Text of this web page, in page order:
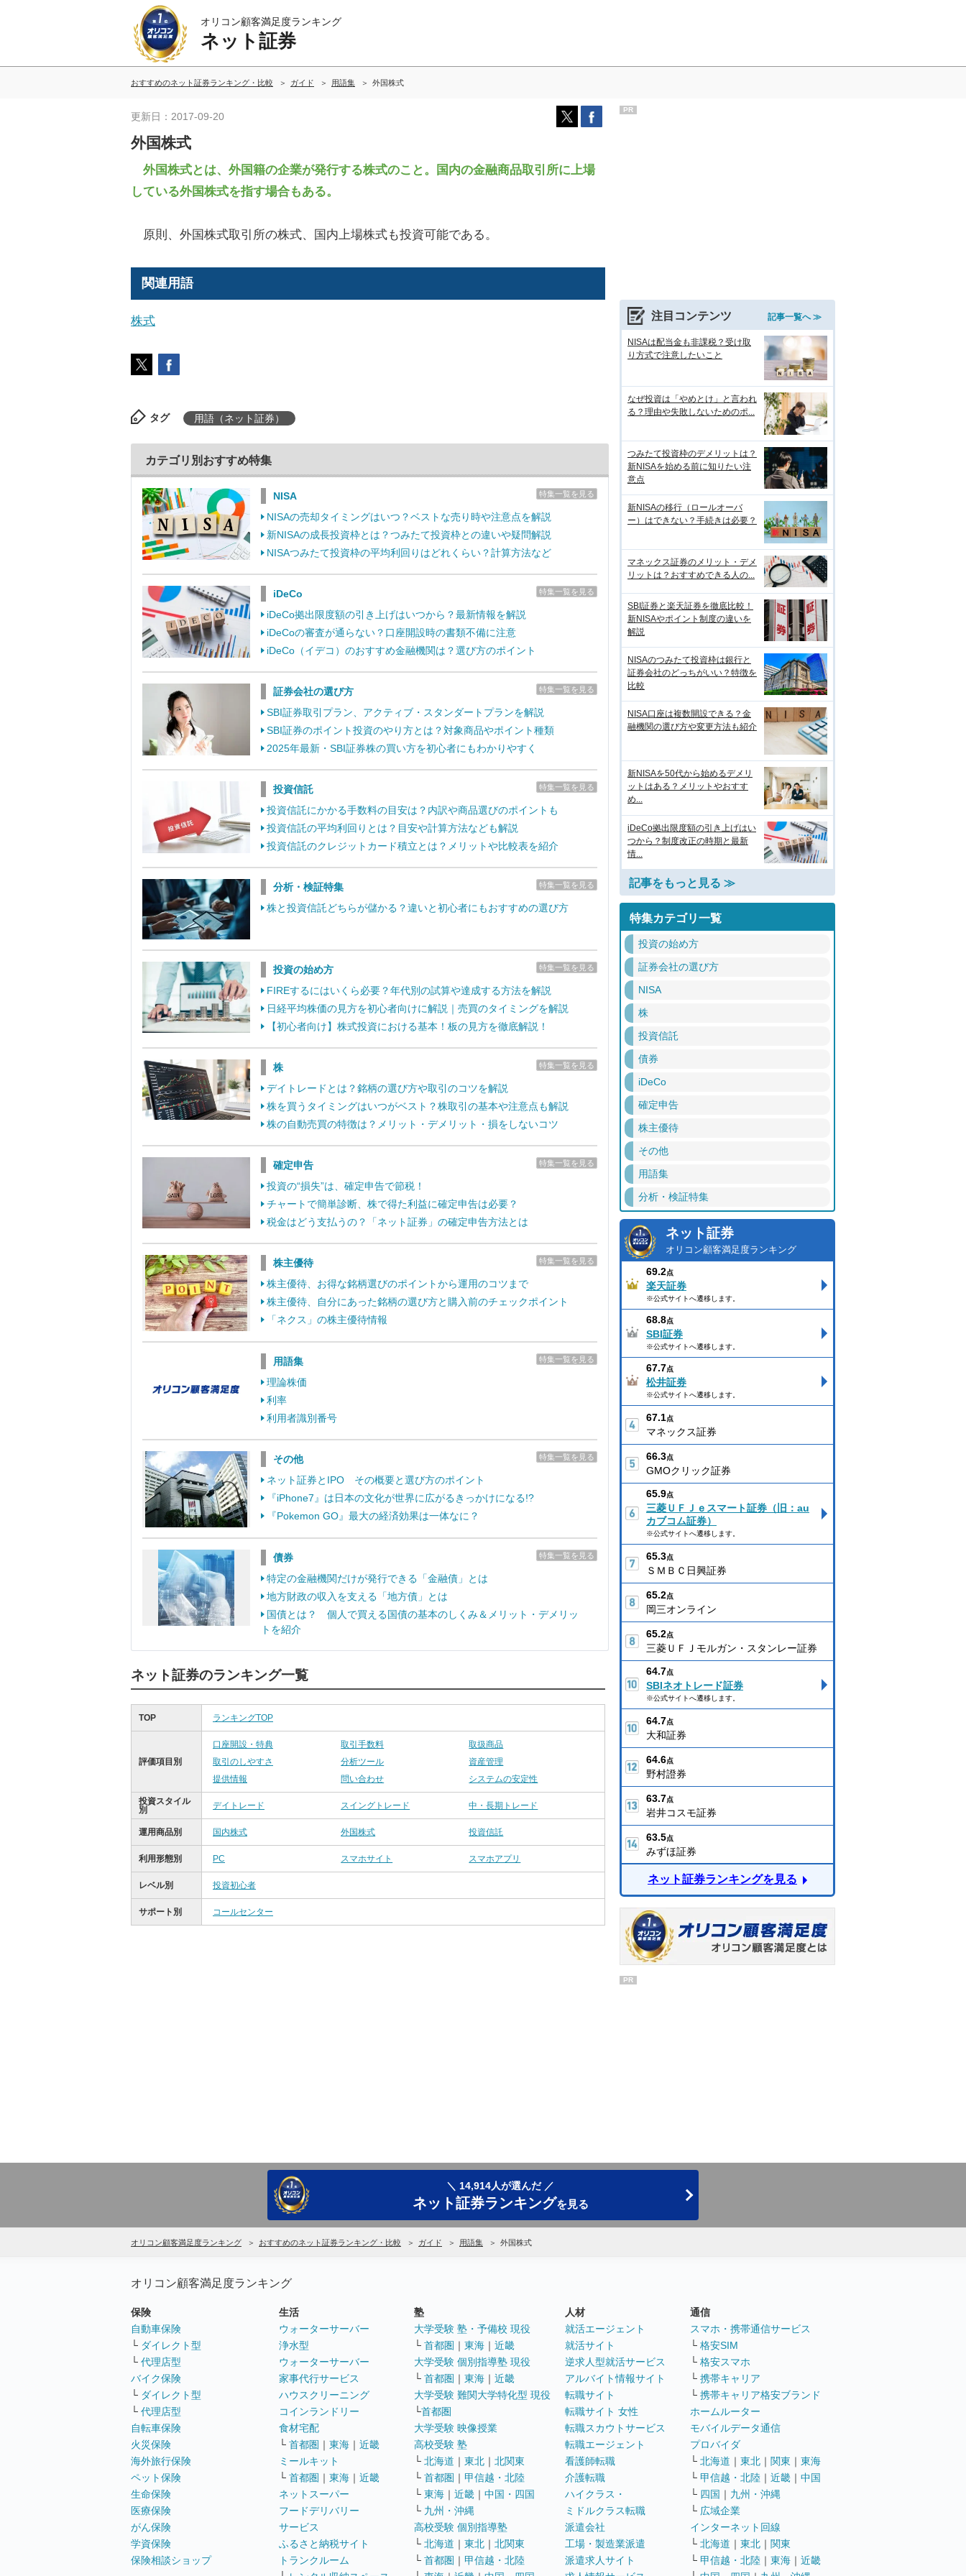
オリコン顧客満足度ランキング
ネット証券
おすすめのネット証券ランキング・比較 ガイド 用語集 外国株式
更新日：2017-09-20
外国株式
外国株式とは、外国籍の企業が発行する株式のこと。国内の金融商品取引所に上場
している外国株式を指す場合もある。
原則、外国株式取引所の株式、国内上場株式も投資可能である。
関連用語
株式
タグ 用語（ネット証券）
カテゴリ別おすすめ特集
特集一覧を見る
NISA
NISAの売却タイミングはいつ？ベストな売り時や注意点を解説
新NISAの成長投資枠とは？つみたて投資枠との違いや疑問解説
NISAつみたて投資枠の平均利回りはどれくらい？計算方法など
特集一覧を見る
iDeCo
iDeCo拠出限度額の引き上げはいつから？最新情報を解説
iDeCoの審査が通らない？口座開設時の書類不備に注意
iDeCo（イデコ）のおすすめ金融機関は？選び方のポイント
特集一覧を見る
証券会社の選び方
SBI証券取引プラン、アクティブ・スタンダートプランを解説
SBI証券のポイント投資のやり方とは？対象商品やポイント種類
2025年最新・SBI証券株の買い方を初心者にもわかりやすく
特集一覧を見る
投資信託
投資信託にかかる手数料の目安は？内訳や商品選びのポイントも
投資信託の平均利回りとは？目安や計算方法なども解説
投資信託のクレジットカード積立とは？メリットや比較表を紹介
特集一覧を見る
分析・検証特集
株と投資信託どちらが儲かる？違いと初心者にもおすすめの選び方
特集一覧を見る
投資の始め方
FIREするにはいくら必要？年代別の試算や達成する方法を解説
日経平均株価の見方を初心者向けに解説｜売買のタイミングを解説
【初心者向け】株式投資における基本！板の見方を徹底解説！
特集一覧を見る
株
デイトレードとは？銘柄の選び方や取引のコツを解説
株を買うタイミングはいつがベスト？株取引の基本や注意点も解説
株の自動売買の特徴は？メリット・デメリット・損をしないコツ
特集一覧を見る
確定申告
投資の“損失”は、確定申告で節税！
チャートで簡単診断、株で得た利益に確定申告は必要？
税金はどう支払うの？「ネット証券」の確定申告方法とは
特集一覧を見る
株主優待
株主優待、お得な銘柄選びのポイントから運用のコツまで
株主優待、自分にあった銘柄の選び方と購入前のチェックポイント
「ネクス」の株主優待情報
特集一覧を見る
用語集
理論株価
利率
利用者識別番号
特集一覧を見る
その他
ネット証券とIPO その概要と選び方のポイント
『iPhone7』は日本の文化が世界に広がるきっかけになる!?
『Pokemon GO』最大の経済効果は一体なに？
特集一覧を見る
債券
特定の金融機関だけが発行できる「金融債」とは
地方財政の収入を支える「地方債」とは
国債とは？ 個人で買える国債の基本のしくみ＆メリット・デメリッ
トを紹介
ネット証券のランキング一覧
TOP ランキングTOP
評価項目別
口座開設・特典 取引手数料
取扱商品
取引のしやすさ
分析ツール
資産管理
提供情報
問い合わせ システムの安定性
投資スタイル
別
デイトレード スイングトレード 中・長期トレード
運用商品別 国内株式 外国株式 投資信託
利用形態別 PC スマホサイト スマホアプリ
レベル別 投資初心者
サポート別 コールセンター
PR
注目コンテンツ 記事一覧へ ≫
NISAは配当金も非課税？受け取
り方式で注意したいこと
なぜ投資は「やめとけ」と言われ
る？理由や失敗しないためのポ...
つみたて投資枠のデメリットは？
新NISAを始める前に知りたい注
意点
新NISAの移行（ロールオーバ
ー）はできない？手続きは必要？
マネックス証券のメリット・デメ
リットは？おすすめできる人の...
SBI証券と楽天証券を徹底比較！
新NISAやポイント制度の違いを
解説
NISAのつみたて投資枠は銀行と
証券会社のどっちがいい？特徴を
比較
NISA口座は複数開設できる？金
融機関の選び方や変更方法も紹介
新NISAを50代から始めるデメリ
ットはある？メリットやおすす
め...
iDeCo拠出限度額の引き上げはい
つから？制度改正の時期と最新
情...
記事をもっと見る ≫
特集カテゴリ一覧
投資の始め方
証券会社の選び方
NISA
株
投資信託
債券
iDeCo
確定申告
株主優待
その他
用語集
分析・検証特集
ネット証券
オリコン顧客満足度ランキング
69.2点
楽天証券
※公式サイトへ遷移します。
68.8点
SBI証券
※公式サイトへ遷移します。
67.7点
松井証券
※公式サイトへ遷移します。
67.1点
マネックス証券
66.3点
GMOクリック証券
65.9点
三菱ＵＦＪｅスマート証券（旧：au
カブコム証券）
※公式サイトへ遷移します。
65.3点
ＳＭＢＣ日興証券
65.2点
岡三オンライン
65.2点
三菱ＵＦＪモルガン・スタンレー証券
64.7点
SBIネオトレード証券
※公式サイトへ遷移します。
64.7点
大和証券
64.6点
野村證券
63.7点
岩井コスモ証券
63.5点
みずほ証券
ネット証券ランキングを見る
PR
＼ 14,914人が選んだ ／
ネット証券ランキングを見る
オリコン顧客満足度ランキング おすすめのネット証券ランキング・比較 ガイド 用語集 外国株式
オリコン顧客満足度ランキング
保険
自動車保険
└ ダイレクト型
└ 代理店型
バイク保険
└ ダイレクト型
└ 代理店型
自転車保険
火災保険
海外旅行保険
ペット保険
生命保険
医療保険
がん保険
学資保険
保険相談ショップ
生活
ウォーターサーバー
浄水型
ウォーターサーバー
家事代行サービス
ハウスクリーニング
コインランドリー
食材宅配
└ 首都圏 ｜ 東海 ｜ 近畿
ミールキット
└ 首都圏 ｜ 東海 ｜ 近畿
ネットスーパー
フードデリバリー
サービス
ふるさと納税サイト
トランクルーム
塾
大学受験 塾・予備校 現役
└ 首都圏 ｜ 東海 ｜ 近畿
大学受験 個別指導塾 現役
└ 首都圏 ｜ 東海 ｜ 近畿
大学受験 難関大学特化型 現役
└首都圏
大学受験 映像授業
高校受験 塾
└ 北海道 ｜ 東北 ｜ 北関東
└ 首都圏 ｜ 甲信越・北陸
└ 東海 ｜ 近畿 ｜ 中国・四国
└ 九州・沖縄
高校受験 個別指導塾
└ 北海道 ｜ 東北 ｜ 北関東
└ 首都圏 ｜ 甲信越・北陸
人材
就活エージェント
就活サイト
逆求人型就活サービス
アルバイト情報サイト
転職サイト
転職サイト 女性
転職スカウトサービス
転職エージェント
看護師転職
介護転職
ハイクラス・
ミドルクラス転職
派遣会社
工場・製造業派遣
派遣求人サイト
通信
スマホ・携帯通信サービス
└ 格安SIM
└ 格安スマホ
└ 携帯キャリア
└ 携帯キャリア格安ブランド
ホームルーター
モバイルデータ通信
プロバイダ
└ 北海道 ｜ 東北 ｜ 関東 ｜ 東海
└ 甲信越・北陸 ｜ 近畿 ｜ 中国
└ 四国 ｜ 九州・沖縄
└ 広域企業
インターネット回線
└ 北海道 ｜ 東北 ｜ 関東
└ 甲信越・北陸 ｜ 東海 ｜ 近畿